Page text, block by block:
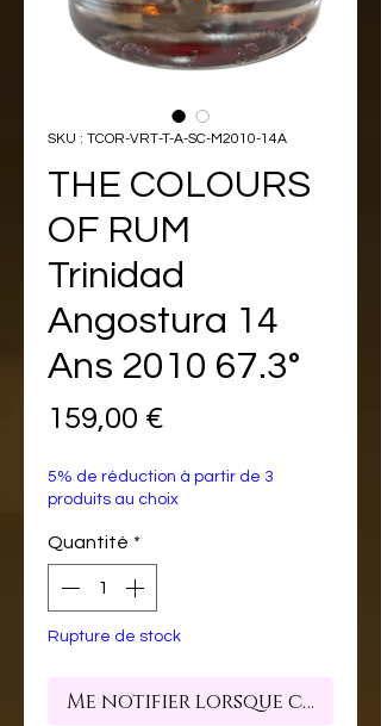
SKU : TCOR-VRT-T-A-SC-M2010-14A
THE COLOURS
OF RUM
Trinidad
Angostura 14
Ans 2010 67.3°
159,00 €
5% de réduction à partir de 3
produits au choix
Quantité *
Rupture de stock
Me notifier lorsque cet